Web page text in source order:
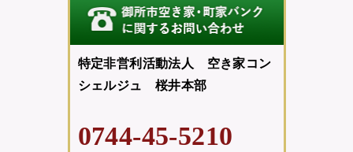
特定非営利活動法人 空き家コン
シェルジュ 桜井本部
0744-45-5210